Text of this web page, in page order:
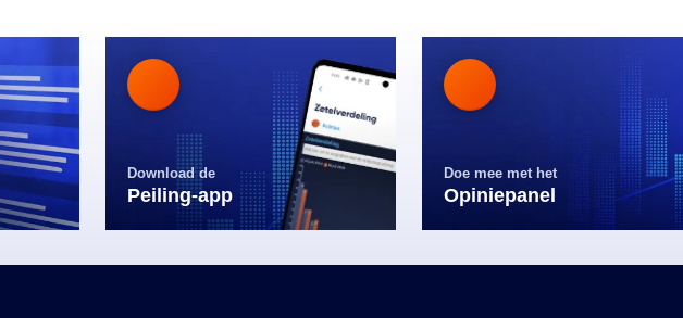
Download de
Peiling-app
Doe mee met het
Opiniepanel